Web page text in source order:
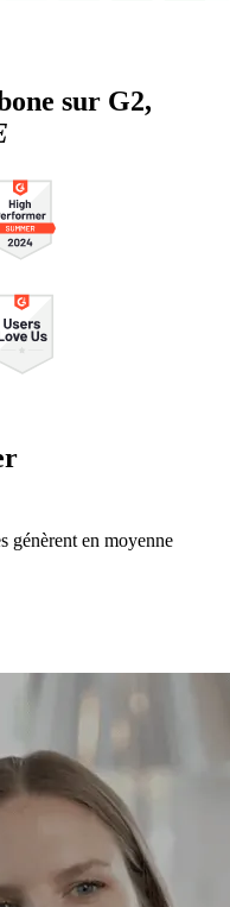
sur G2,
génèrent en moyenne